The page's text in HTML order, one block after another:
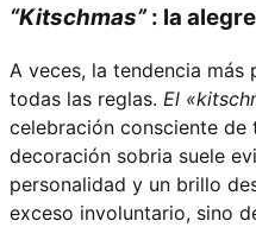
“Kitschmas”: la
A veces, la tendencia más
todas las reglas. El
celebración consciente de
decoración sobria suele
personalidad y un brillo
exceso involuntario, sino